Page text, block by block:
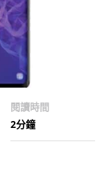
閱讀時間
2分鐘